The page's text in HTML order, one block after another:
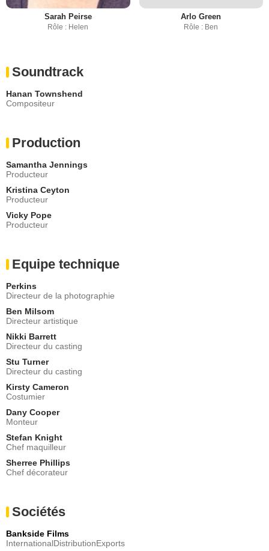
Sarah Peirse
Rôle : Helen
Arlo Green
Rôle : Ben
Soundtrack
Hanan Townshend
Compositeur
Production
Samantha Jennings
Producteur
Kristina Ceyton
Producteur
Vicky Pope
Producteur
Equipe technique
Perkins
Directeur de la photographie
Ben Milsom
Directeur artistique
Nikki Barrett
Directeur du casting
Stu Turner
Directeur du casting
Kirsty Cameron
Costumier
Dany Cooper
Monteur
Stefan Knight
Chef maquilleur
Sherree Phillips
Chef décorateur
Sociétés
Bankside Films
InternationalDistributionExports